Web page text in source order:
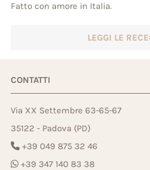
Fatto con amore in Italia.
LEGGI LE
CONTATTI
Via XX Settembre 63-65-67
35122 - Padova (PD)
+39 049 875 32 46
+39 347 140 83 38